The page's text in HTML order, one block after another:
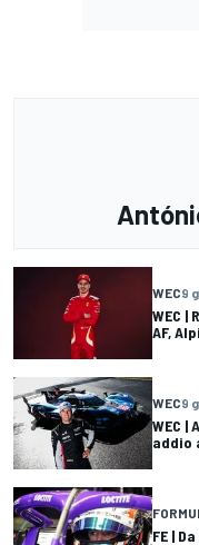
WEC9
WEC |
AF,
WEC9
WEC |
addio
FE |